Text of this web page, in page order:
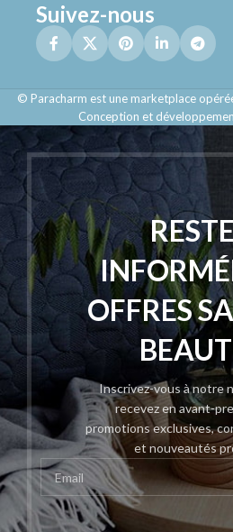
Suivez-nous
© Paracharm est une marketplace
Conception et
OFFRES
Inscrivez-vous à notre
recevez en avant-
promotions exclusives,
et nouveautés